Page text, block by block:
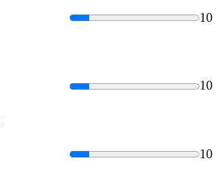
10
10
10